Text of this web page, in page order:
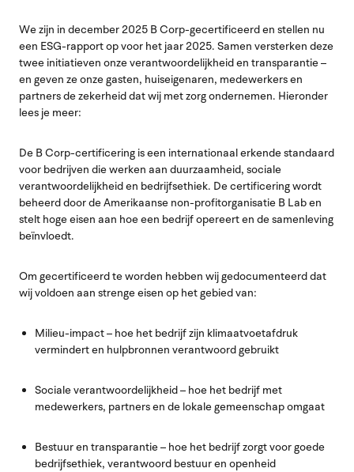
We zijn in december 2025 B Corp-gecertificeerd en stellen nu
een ESG-rapport op voor het jaar 2025. Samen versterken deze
twee initiatieven onze verantwoordelijkheid en transparantie –
en geven ze onze gasten, huiseigenaren, medewerkers en
partners de zekerheid dat wij met zorg ondernemen. Hieronder
lees je meer:
De B Corp-certificering is een internationaal erkende standaard
voor bedrijven die werken aan duurzaamheid, sociale
verantwoordelijkheid en bedrijfsethiek. De certificering wordt
beheerd door de Amerikaanse non-profitorganisatie B Lab en
stelt hoge eisen aan hoe een bedrijf opereert en de samenleving
beïnvloedt.
Om gecertificeerd te worden hebben wij gedocumenteerd dat
wij voldoen aan strenge eisen op het gebied van:
Milieu-impact – hoe het bedrijf zijn klimaatvoetafdruk
vermindert en hulpbronnen verantwoord gebruikt
Sociale verantwoordelijkheid – hoe het bedrijf met
medewerkers, partners en de lokale gemeenschap omgaat
Bestuur en transparantie – hoe het bedrijf zorgt voor goede
bedrijfsethiek, verantwoord bestuur en openheid